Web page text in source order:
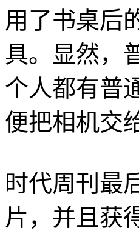
用了书桌
具。显然，
个人都有普
便把相机交
时代周刊最
片，并且获